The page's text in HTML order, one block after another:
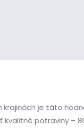
krajinách je táto
potraviny –